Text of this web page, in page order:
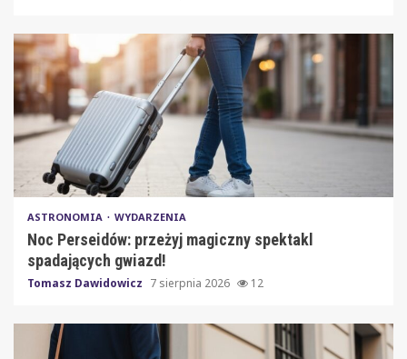
ASTRONOMIA WYDARZENIA
Noc Perseidów: przeżyj magiczny spektakl
spadających gwiazd!
Tomasz Dawidowicz 7 sierpnia 2026 12